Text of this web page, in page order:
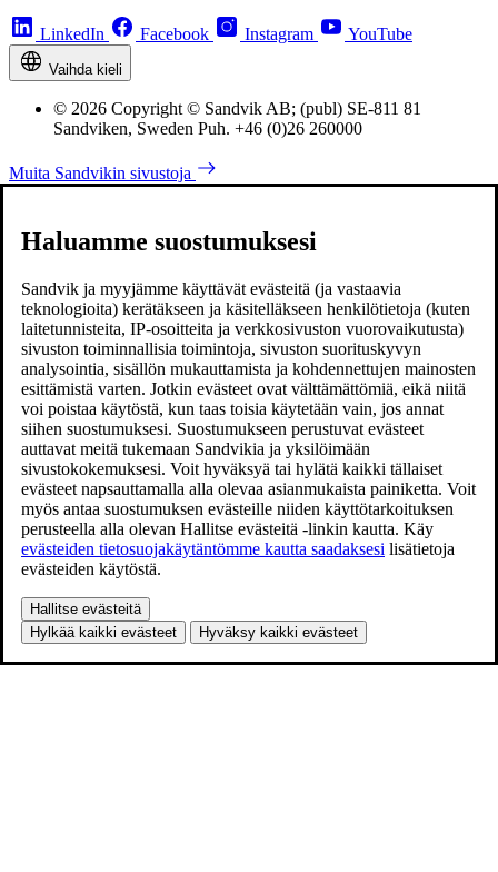
LinkedIn Facebook Instagram YouTube
Vaihda kieli
© 2026 Copyright © Sandvik AB; (publ) SE-811 81
Sandviken, Sweden Puh. +46 (0)26 260000
Muita Sandvikin sivustoja
Haluamme suostumuksesi
Sandvik ja myyjämme käyttävät evästeitä (ja vastaavia
teknologioita) kerätäkseen ja käsitelläkseen henkilötietoja (kuten
laitetunnisteita, IP-osoitteita ja verkkosivuston vuorovaikutusta)
sivuston toiminnallisia toimintoja, sivuston suorituskyvyn
analysointia, sisällön mukauttamista ja kohdennettujen mainosten
esittämistä varten. Jotkin evästeet ovat välttämättömiä, eikä niitä
voi poistaa käytöstä, kun taas toisia käytetään vain, jos annat
siihen suostumuksesi. Suostumukseen perustuvat evästeet
auttavat meitä tukemaan Sandvikia ja yksilöimään
sivustokokemuksesi. Voit hyväksyä tai hylätä kaikki tällaiset
evästeet napsauttamalla alla olevaa asianmukaista painiketta. Voit
myös antaa suostumuksen evästeille niiden käyttötarkoituksen
perusteella alla olevan Hallitse evästeitä -linkin kautta. Käy
evästeiden tietosuojakäytäntömme kautta saadaksesi lisätietoja
evästeiden käytöstä.
Hallitse evästeitä
Hylkää kaikki evästeet
Hyväksy kaikki evästeet